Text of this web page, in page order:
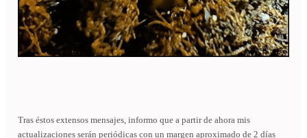
Tras éstos extensos mensajes, informo que a partir de ahora mis
actualizaciones serán periódicas con un margen aproximado de 2 días